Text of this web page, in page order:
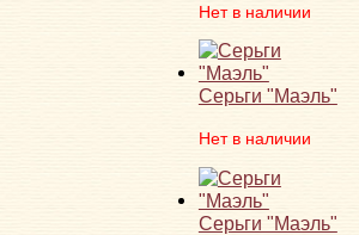
Нет в наличии
Серьги "Маэль"
Нет в наличии
Серьги "Маэль"